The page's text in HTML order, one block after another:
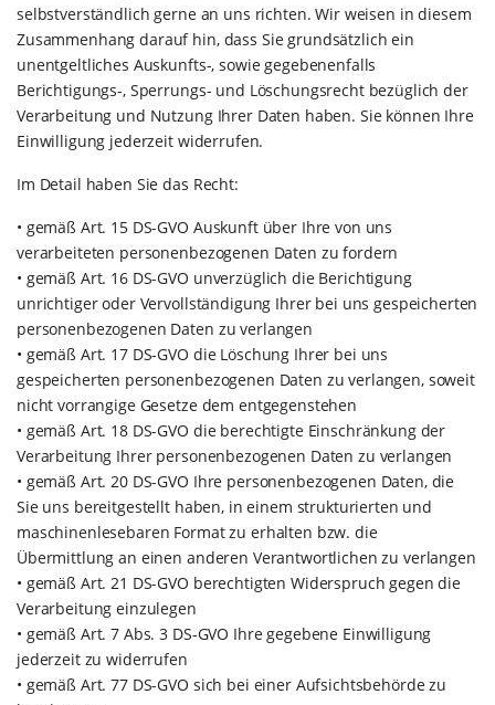
selbstverständlich gerne an uns richten. Wir weisen in diesem
Zusammenhang darauf hin, dass Sie grundsätzlich ein
unentgeltliches Auskunfts-, sowie gegebenenfalls
Berichtigungs-, Sperrungs- und Löschungsrecht bezüglich der
Verarbeitung und Nutzung Ihrer Daten haben. Sie können Ihre
Einwilligung jederzeit widerrufen.
Im Detail haben Sie das Recht:
• gemäß Art. 15 DS-GVO Auskunft über Ihre von uns
verarbeiteten personenbezogenen Daten zu fordern
• gemäß Art. 16 DS-GVO unverzüglich die Berichtigung
unrichtiger oder Vervollständigung Ihrer bei uns gespeicherten
personenbezogenen Daten zu verlangen
• gemäß Art. 17 DS-GVO die Löschung Ihrer bei uns
gespeicherten personenbezogenen Daten zu verlangen, soweit
nicht vorrangige Gesetze dem entgegenstehen
• gemäß Art. 18 DS-GVO die berechtigte Einschränkung der
Verarbeitung Ihrer personenbezogenen Daten zu verlangen
• gemäß Art. 20 DS-GVO Ihre personenbezogenen Daten, die
Sie uns bereitgestellt haben, in einem strukturierten und
maschinenlesebaren Format zu erhalten bzw. die
Übermittlung an einen anderen Verantwortlichen zu verlangen
• gemäß Art. 21 DS-GVO berechtigten Widerspruch gegen die
Verarbeitung einzulegen
• gemäß Art. 7 Abs. 3 DS-GVO Ihre gegebene Einwilligung
jederzeit zu widerrufen
• gemäß Art. 77 DS-GVO sich bei einer Aufsichtsbehörde zu